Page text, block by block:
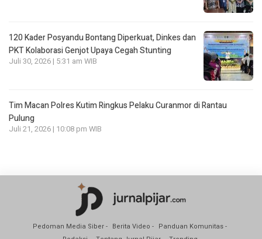
120 Kader Posyandu Bontang Diperkuat, Dinkes dan
PKT Kolaborasi Genjot Upaya Cegah Stunting
Juli 30, 2026 | 5:31 am WIB
Tim Macan Polres Kutim Ringkus Pelaku Curanmor di Rantau
Pulung
Juli 21, 2026 | 10:08 pm WIB
Pedoman Media Siber Berita Video
Panduan Komunitas